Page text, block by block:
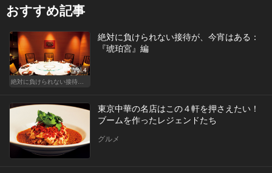
おすすめ記事
Vol.4
絶対に負けられない接待が、今宵はある
絶対に負けられない接待が、今宵はある：
『琥珀宮』編
東京中華の名店はこの４軒を押さえたい！
ブームを作ったレジェンドたち
グルメ